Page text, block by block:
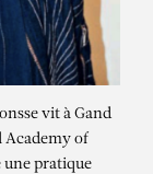
vit à Gand
Academy of
une pratique